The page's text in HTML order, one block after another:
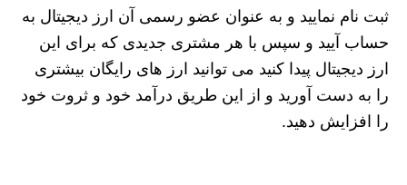
ثبت نام نمایید و به عنوان عضو رسمی آن ارز دیجیتال به
حساب آیید و سپس با هر مشتری جدیدی که برای این
ارز دیجیتال پیدا کنید می‌ توانید ارز های رایگان بیشتری
را به دست آورید و از این طریق درآمد خود و ثروت خود
را افزایش دهید.